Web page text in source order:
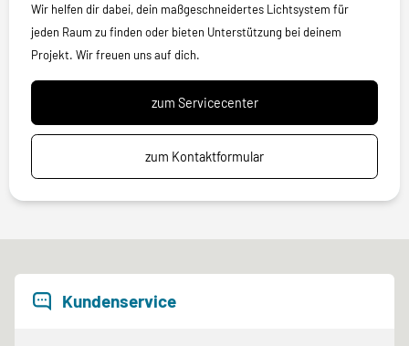
Wir helfen dir dabei, dein maßgeschneidertes Lichtsystem für
jeden Raum zu finden oder bieten Unterstützung bei deinem
Projekt. Wir freuen uns auf dich.
zum Servicecenter
zum Kontaktformular
Kundenservice